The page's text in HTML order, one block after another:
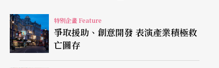
口。對巴黎市立劇院總監德瑪西-莫塔（Emmanuel
Demarcy-Mota）而言，政府應該與業界人士攜手合
作，將各界意見化整為實際行動，共度這場文化危
特別企畫 Feature
爭取援助、創意開發 表演產業積極救
亡圖存